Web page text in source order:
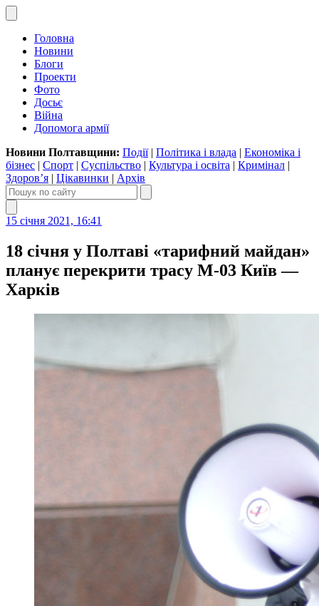
Головна
Новини
Блоги
Проекти
Фото
Досьє
Війна
Допомога армії
Новини Полтавщини: Події| Політика і влада | Економіка і
бізнес | Спорт | Суспільство | Культура і освіта | Кримінал |
Здоров’я | Цікавинки | Архів
15 січня 2021, 16:41
18 січня у Полтаві «тарифний майдан»
планує перекрити трасу М-03 Київ —
Харків